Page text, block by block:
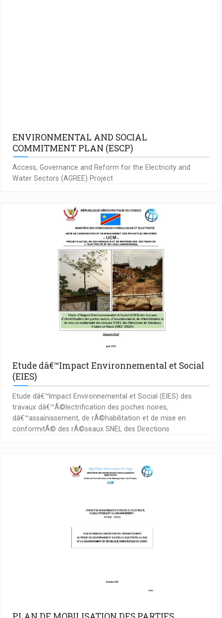
ENVIRONMENTAL AND SOCIAL
COMMITMENT PLAN (ESCP)
Access, Governance and Reform for the Electricity and
Water Sectors (AGREE) Project
Etude dâ€™Impact Environnemental et Social
(EIES)
Etude dâ€™Impact Environnemental et Social (EIES) des
travaux dâ€™Ã©lectrification des poches noires,
dâ€™assainissement, de rÃ©habilitation et de mise en
conformitÃ© des rÃ©seaux SNEL des Directions